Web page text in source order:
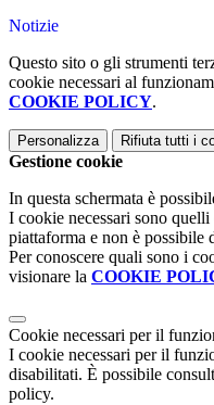
Notizie
Questo sito o gli strumenti
cookie necessari al
COOKIE POLICY.
Personalizza Rifiuta tutti i
Gestione cookie
In questa schermata è
I cookie necessari sono
piattaforma e non è possibile
Per conoscere quali sono i
visionare la COOKIE
Cookie necessari per il
I cookie necessari per il
disabilitati. È possibile
policy.